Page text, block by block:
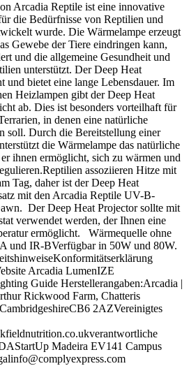
Arcadia Reptile ist eine innovative
die Bedürfnisse von Reptilien und
wurde. Die Wärmelampe erzeugt
Gewebe der Tiere eindringen kann,
und die allgemeine Gesundheit und
unterstützt. Der Deep Heat
und bietet eine lange Lebensdauer. Im
Heizlampen gibt der Deep Heat
ab. Dies ist besonders vorteilhaft für
in denen eine natürliche
soll. Durch die Bereitstellung einer
die Wärmelampe das natürliche
ihnen ermöglicht, sich zu wärmen und
assoziieren Hitze mit
Tag, daher ist der Deep Heat
mit den Arcadia Reptile UV-B-
Der Deep Heat Projector sollte mit
verwendet werden, der Ihnen eine
ermöglicht. Wärmequelle ohne
und IR-BVerfügbar in 50W und 80W.
Arcadia LumenIZE
Guide Herstellerangaben:Arcadia |
Rickwood Farm, Chatteris
2AZVereinigtes
Madeira EV141 Campus